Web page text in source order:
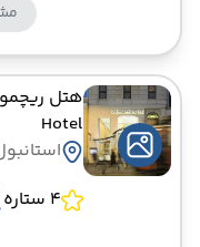
هتل
Hotel
4 ستاره